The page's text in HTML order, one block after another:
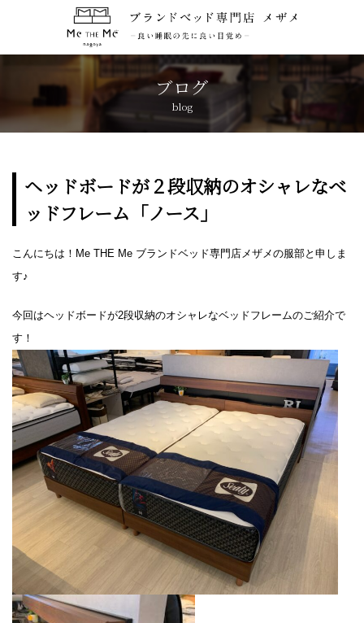
ブログ
blog
ヘッドボードが２段収納のオシャレなベ
ッドフレーム「ノース」
こんにちは！Me THE Me ブランドベッド専門店メザメの服部と申しま
す♪
今回はヘッドボードが2段収納のオシャレなベッドフレームのご紹介で
す！
トップページ TOP
CONCEPT
アクセス
ブログ BLOG
おしらせ NEWS